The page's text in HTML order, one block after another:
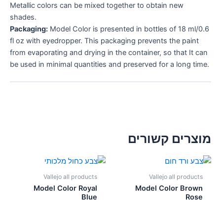
Metallic colors can be mixed together to obtain new
shades.
Packaging: Model Color is presented in bottles of 18 ml/0.6
fl oz with eyedropper. This packaging prevents the paint
from evaporating and drying in the container, so that It can
be used in minimal quantities and preserved for a long time.
מוצרים קשורים
Vallejo all products
Model Color Brown
Rose
Vallejo all products
Model Color Royal
Blue